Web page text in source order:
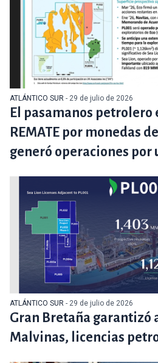
ATLÁNTICO SUR - 29 de julio de 2026
El pasamanos petrolero
REMATE por monedas
generó operaciones por
ATLÁNTICO SUR - 29 de julio de 2026
Gran Bretaña garantizó
Malvinas, licencias